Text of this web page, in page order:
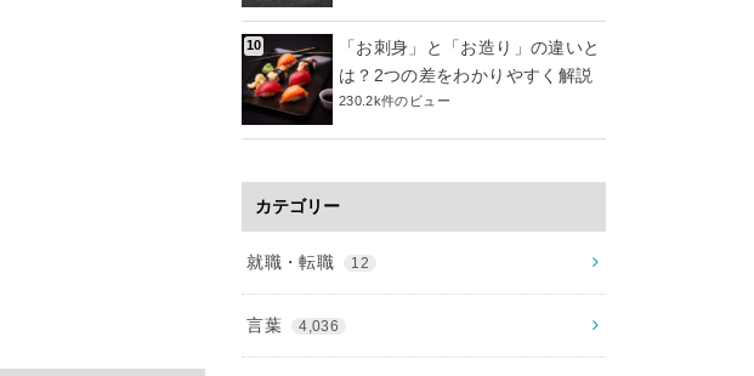
「お刺身」と「お造り」の違いと
は？2つの差をわかりやすく解説
230.2k件のビュー
カテゴリー
就職・転職 12
言葉 4,036